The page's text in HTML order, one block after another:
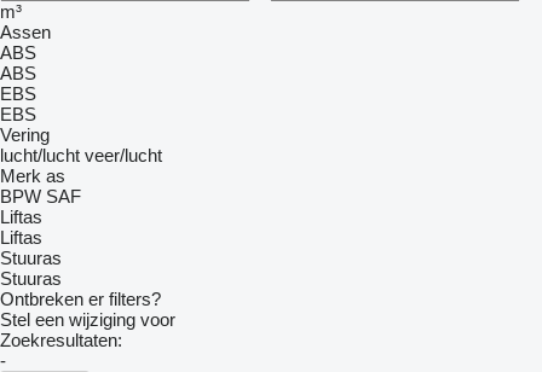
m³
Assen
ABS
ABS
EBS
EBS
Vering
lucht/lucht veer/lucht
Merk as
BPW SAF
Liftas
Liftas
Stuuras
Stuuras
Ontbreken er filters?
Stel een wijziging voor
Zoekresultaten:
-